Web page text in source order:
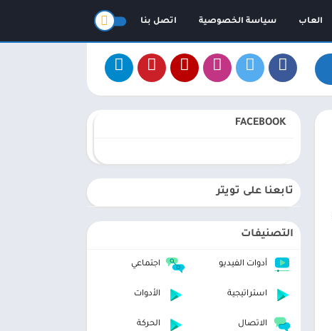
العاب سياسة الخصوصية اتصل بنا
FACEBOOK
تابعنا على تويتر
التصنيفات
أدوات الفيديو اجتماعي
استراتيجية الأدوات
الاتصال الحركة